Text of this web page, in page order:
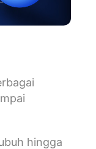
hingga